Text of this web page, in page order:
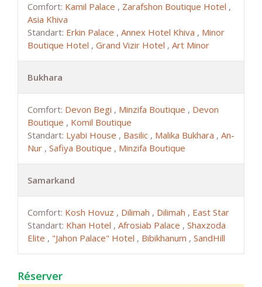
Comfort: Kamil Palace , Zarafshon Boutique Hotel ,
Asia Khiva
Standart: Erkin Palace , Annex Hotel Khiva , Minor
Boutique Hotel , Grand Vizir Hotel , Art Minor
Bukhara
Comfort: Devon Begi , Minzifa Boutique , Devon
Boutique , Komil Boutique
Standart: Lyabi House , Basilic , Malika Bukhara , An-
Nur , Safiya Boutique , Minzifa Boutique
Samarkand
Comfort: Kosh Hovuz , Dilimah , Dilimah , East Star
Standart: Khan Hotel , Afrosiab Palace , Shaxzoda
Elite , "Jahon Palace" Hotel , Bibikhanum , SandHill
Réserver